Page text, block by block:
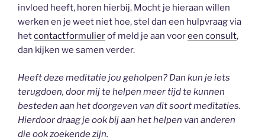
invloed heeft, horen hierbij. Mocht je hieraan willen
werken en je weet niet hoe, stel dan een hulpvraag via
hetcontactformulierof meld je aan vooreen consult,
dan kijken we samen verder.
Heeft deze meditatie jou geholpen? Dan kun je iets
terugdoen, door mij te helpen meer tijd te kunnen
besteden aan het doorgeven van dit soort meditaties.
Hierdoor draag je ook bij aan het helpen van anderen
die ook zoekende zijn.